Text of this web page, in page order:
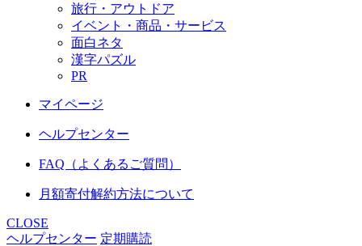
旅行・アウトドア
イベント・商品・サービス
面白ネタ
漢字パズル
PR
マイページ
ヘルプセンター
FAQ（よくあるご質問）
月額寄付解約方法について
CLOSE
ヘルプセンター 定期購読